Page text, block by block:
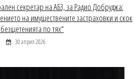
секретар на АБЗ, за Радио Добруджа:
на имуществените застраховки и скок
по тях“
30 април 2026